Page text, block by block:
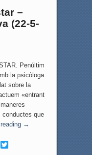
–
(22-5-
Penúltim
la psicòloga
sobre la
«entrant
que
→
T